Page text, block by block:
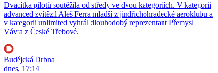
Dvacítka pilotů soutěžila od středy ve dvou kategoriích. V kategorii
advanced zvítězil Aleš Ferra mladší z jindřichohradecké aeroklubu a
v kategorii unlimited vyhrál dlouhodobý reprezentant Přemysl
Vávra z České Třebové.
Budějcká Drbna
dnes, 17:14